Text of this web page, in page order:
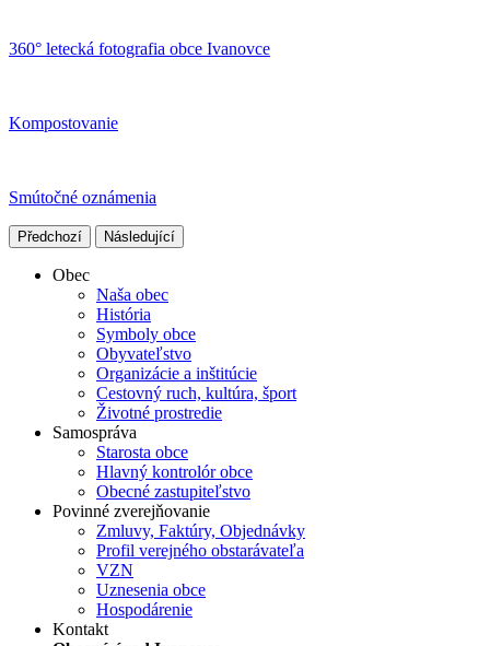
360° letecká fotografia obce Ivanovce
Kompostovanie
Smútočné oznámenia
Předchozí Následující
Obec
Naša obec
História
Symboly obce
Obyvateľstvo
Organizácie a inštitúcie
Cestovný ruch, kultúra, šport
Životné prostredie
Samospráva
Starosta obce
Hlavný kontrolór obce
Obecné zastupiteľstvo
Povinné zverejňovanie
Zmluvy, Faktúry, Objednávky
Profil verejného obstarávateľa
VZN
Uznesenia obce
Hospodárenie
Kontakt